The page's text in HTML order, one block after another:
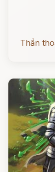
Thần